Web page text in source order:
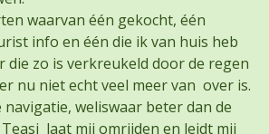
waarvan één gekocht, één
info en één die ik van huis heb
die zo is verkreukeld door de regen
nu niet echt veel meer van over is.
navigatie, weliswaar beter dan de
laat mij omrijden en leidt mij